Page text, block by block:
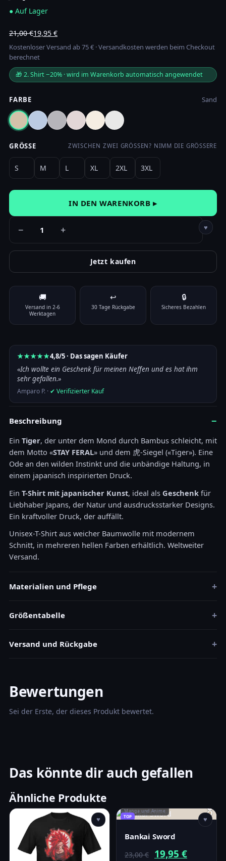
● Auf Lager
21,00€
Ursprünglicher
Preis
war:
21,00 €
19,95 €
Aktueller
Preis
ist:
19,95 €.
Kostenloser Versand ab 75 € · Versandkosten werden beim Checkout
berechnet
🎁 2. Shirt −20% · wird im Warenkorb automatisch angewendet
FARBE Sand
GRÖSSE ZWISCHEN ZWEI GRÖSSEN? NIMM DIE GRÖSSERE
S M L XL 2XL 3XL
− +
IN DEN WARENKORB ▸
♥
Jetzt kaufen
Color
Zurücksetzen
Tiger «Stay Feral» T-Shirt — Japanische Kunst Menge
In den Warenkorb
🚚
Versand in 2-6
Werktagen
↩
30 Tage Rückgabe
🔒
Sicheres Bezahlen
★★★★★4,8/5 · Das sagen Käufer
«Ich wollte ein Geschenk für meinen Neffen und es hat ihm
sehr gefallen.»
Amparo P. · ✔ Verifizierter Kauf
Beschreibung −
Ein Tiger, der unter dem Mond durch Bambus schleicht, mit
dem Motto «STAY FERAL» und dem 虎-Siegel («Tiger»). Eine
Ode an den wilden Instinkt und die unbändige Haltung, in
einem japanisch inspirierten Druck.
Ein T-Shirt mit japanischer Kunst, ideal als Geschenk für
Liebhaber Japans, der Natur und ausdrucksstarker Designs.
Ein kraftvoller Druck, der auffällt.
Unisex-T-Shirt aus weicher Baumwolle mit modernem
Schnitt, in mehreren hellen Farben erhältlich. Weltweiter
Versand.
Materialien und Pflege +
Größentabelle +
Versand und Rückgabe +
Bewertungen
Sei der Erste, der dieses Produkt bewertet.
Das könnte dir auch gefallen
Ähnliche Produkte
♥
Manga und Anime
TOP
Bankai Sword
23,00€
Ursprünglicher
19,95 €
♥